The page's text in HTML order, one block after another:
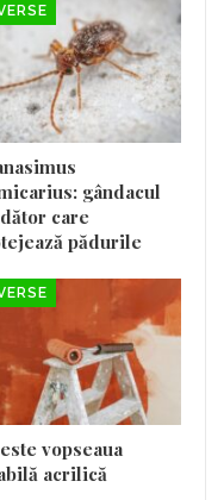
gândacul
care
pădurile
vopseaua
acrilică